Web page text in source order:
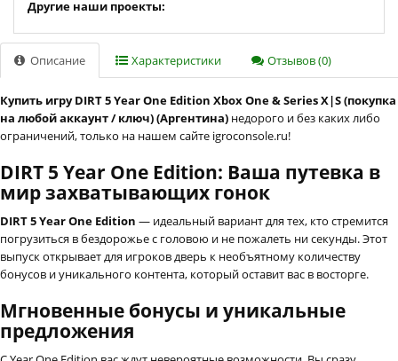
Другие наши проекты:
Описание Характеристики Отзывов (0)
Купить игру DIRT 5 Year One Edition Xbox One & Series X|S (покупка
на любой аккаунт / ключ) (Аргентина) недорого и без каких либо
ограничений, только на нашем сайте igroconsole.ru!
DIRT 5 Year One Edition: Ваша путевка в
мир захватывающих гонок
DIRT 5 Year One Edition — идеальный вариант для тех, кто стремится
погрузиться в бездорожье с головою и не пожалеть ни секунды. Этот
выпуск открывает для игроков дверь к необъятному количеству
бонусов и уникального контента, который оставит вас в восторге.
Мгновенные бонусы и уникальные
предложения